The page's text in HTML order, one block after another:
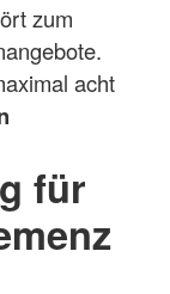
zum
acht
für